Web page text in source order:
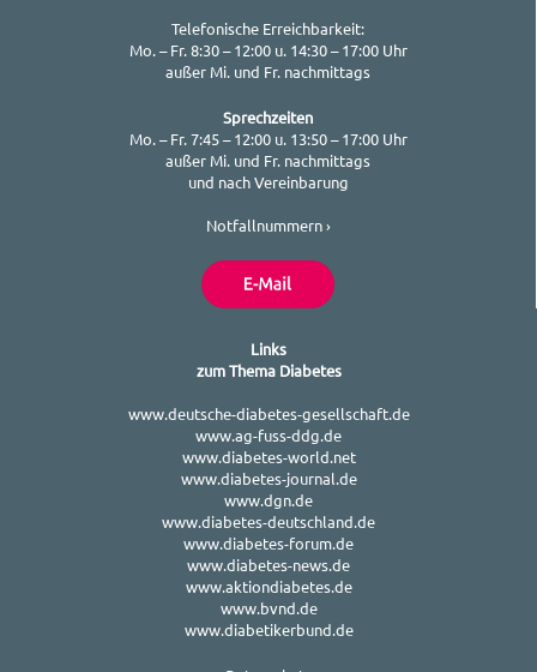
Telefonische Erreichbarkeit:
Mo. – Fr. 8:30 – 12:00 u. 14:30 – 17:00 Uhr
außer Mi. und Fr. nachmittags
Sprechzeiten
Mo. – Fr. 7:45 – 12:00 u. 13:50 – 17:00 Uhr
außer Mi. und Fr. nachmittags
und nach Vereinbarung
Notfallnummern ›
Links
zum Thema Diabetes
www.deutsche-diabetes-gesellschaft.de
www.ag-fuss-ddg.de
www.diabetes-world.net
www.diabetes-journal.de
www.dgn.de
www.diabetes-deutschland.de
www.diabetes-forum.de
www.diabetes-news.de
www.aktiondiabetes.de
www.bvnd.de
www.diabetikerbund.de